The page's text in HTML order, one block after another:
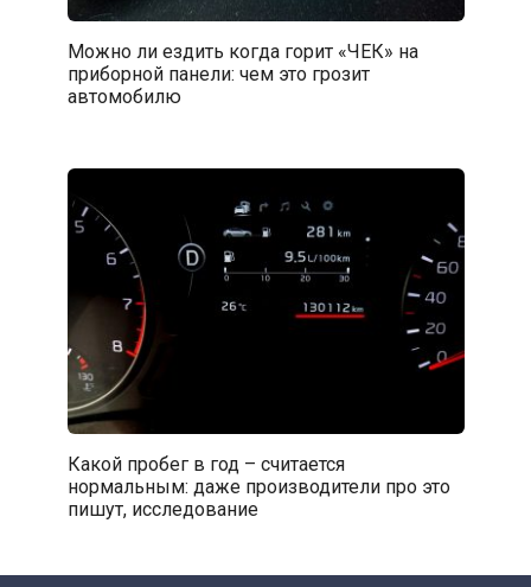
Можно ли ездить когда горит «ЧЕК» на
приборной панели: чем это грозит
автомобилю
Какой пробег в год – считается
нормальным: даже производители про это
пишут, исследование